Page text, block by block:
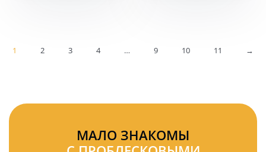
FR1852
1 2 3 4 … 9 10 11 →
МАЛО ЗНАКОМЫ